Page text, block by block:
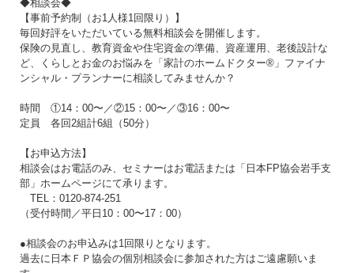
◆相談会◆
【事前予約制（お1人様1回限り）】
毎回好評をいただいている無料相談会を開催します。
保険の見直し、教育資金や住宅資金の準備、資産運用、老後設計な
ど、くらしとお金のお悩みを「家計のホームドクター®」ファイナ
ンシャル・プランナーに相談してみませんか？
時間 ①14：00〜／②15：00〜／③16：00〜
定員 各回2組計6組（50分）
【お申込方法】
相談会はお電話のみ、セミナーはお電話または「日本FP協会岩手支
部」ホームページにて承ります。
TEL：0120-874-251
（受付時間／平日10：00〜17：00）
●相談会のお申込みは1回限りとなります。
過去に日本ＦＰ協会の個別相談会に参加された方はご遠慮願いま